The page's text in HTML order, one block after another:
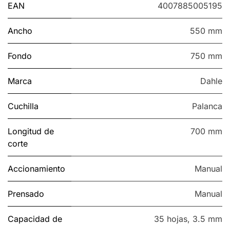
EAN 4007885005195
Ancho 550 mm
Fondo 750 mm
Marca Dahle
Cuchilla Palanca
Longitud de
corte
700 mm
Accionamiento Manual
Prensado Manual
Capacidad de
35 hojas, 3.5 mm